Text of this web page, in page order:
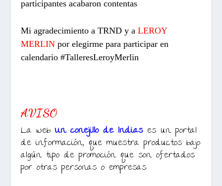
participantes acabaron contentas
Mi agradecimiento a TRND y aLEROY
MERLIN por elegirme para participar en
calendario #TalleresLeroyMerlin
AVISO
La webUn conejillo de Indias es un portal
de información, que muestra productos bajo
algún tipo de promoción que son ofertados
por otras personas o empresas.